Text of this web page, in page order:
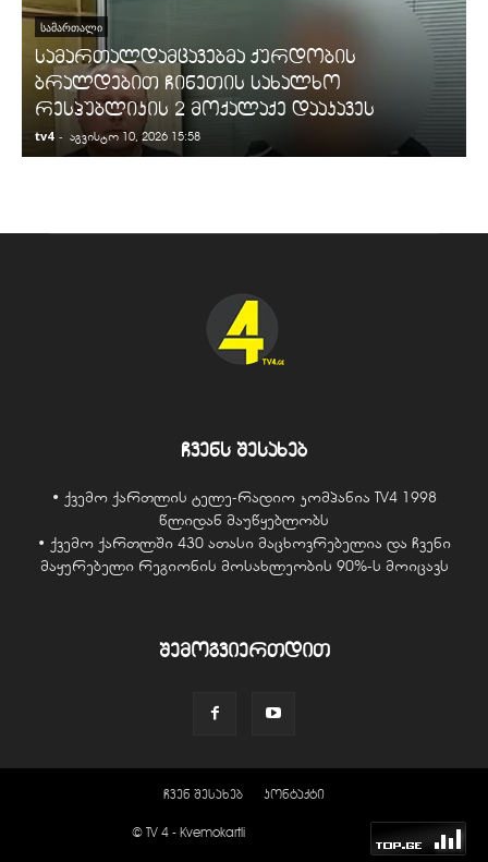
ᲡᲐᲛᲐᲠᲗᲐᲚᲘ
სამართალდამცავებმა ქურდობის
ბრალდებით ჩინეთის სახალხო
რესპუბლიკის 2 მოქალაქე დააკავეს
tv4 - აგვისტო 10, 2026 15:58
ჩვენს შესახებ
• ქვემო ქართლის ტელე-რადიო კომპანია TV4 1998
წლიდან მაუწყებლობს
• ქვემო ქართლში 430 ათასი მაცხოვრებელია და ჩვენი
მაყურებელი რეგიონის მოსახლეობის 90%-ს მოიცავს
შემოგვიერთდით
ჩვენ შესახებ კონტაქტი
© TV 4 - Kvemokartli